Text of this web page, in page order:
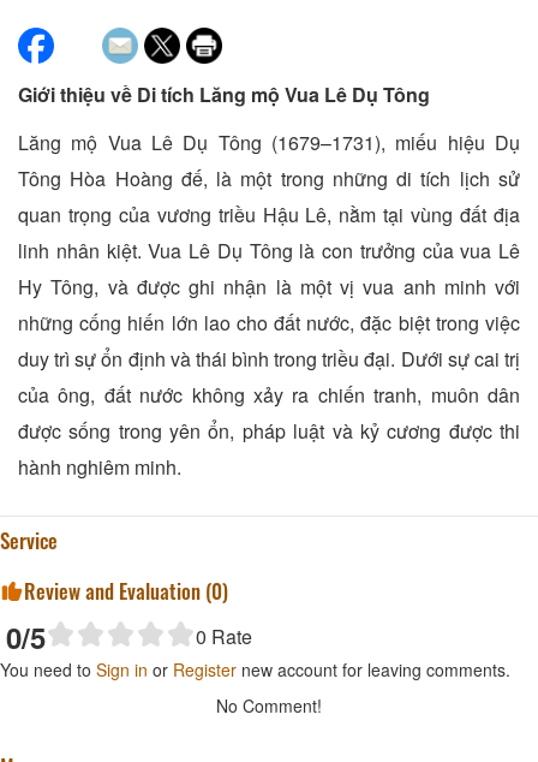
Giới thiệu về Di tích Lăng mộ Vua Lê Dụ Tông
Lăng mộ Vua Lê Dụ Tông (1679–1731), miếu hiệu Dụ
Tông Hòa Hoàng đế, là một trong những di tích lịch sử
quan trọng của vương triều Hậu Lê, nằm tại vùng đất địa
linh nhân kiệt. Vua Lê Dụ Tông là con trưởng của vua Lê
Hy Tông, và được ghi nhận là một vị vua anh minh với
những cống hiến lớn lao cho đất nước, đặc biệt trong việc
duy trì sự ổn định và thái bình trong triều đại. Dưới sự cai trị
của ông, đất nước không xảy ra chiến tranh, muôn dân
được sống trong yên ổn, pháp luật và kỷ cương được thi
hành nghiêm minh.
Service
Review and Evaluation (0)
0/5 0 Rate
You need to Sign in or Register new account for leaving comments.
No Comment!